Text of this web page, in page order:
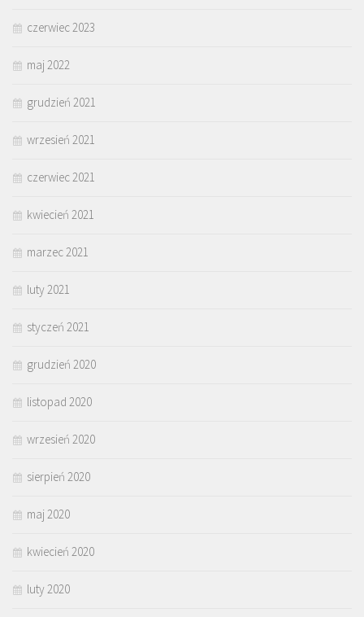
czerwiec 2023
maj 2022
grudzień 2021
wrzesień 2021
czerwiec 2021
kwiecień 2021
marzec 2021
luty 2021
styczeń 2021
grudzień 2020
listopad 2020
wrzesień 2020
sierpień 2020
maj 2020
kwiecień 2020
luty 2020